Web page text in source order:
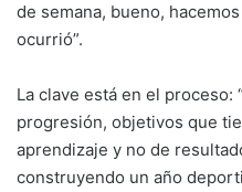
de semana, bueno,
ocurrió”.
La clave está en el proceso:
progresión, objetivos que
aprendizaje y no de
construyendo un año